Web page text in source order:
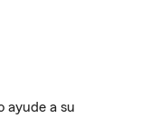
ayude a su